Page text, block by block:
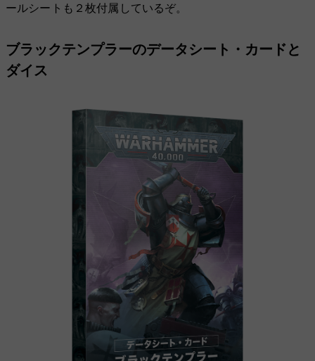
ールシートも２枚付属しているぞ。
ブラックテンプラーのデータシート・カードと
ダイス